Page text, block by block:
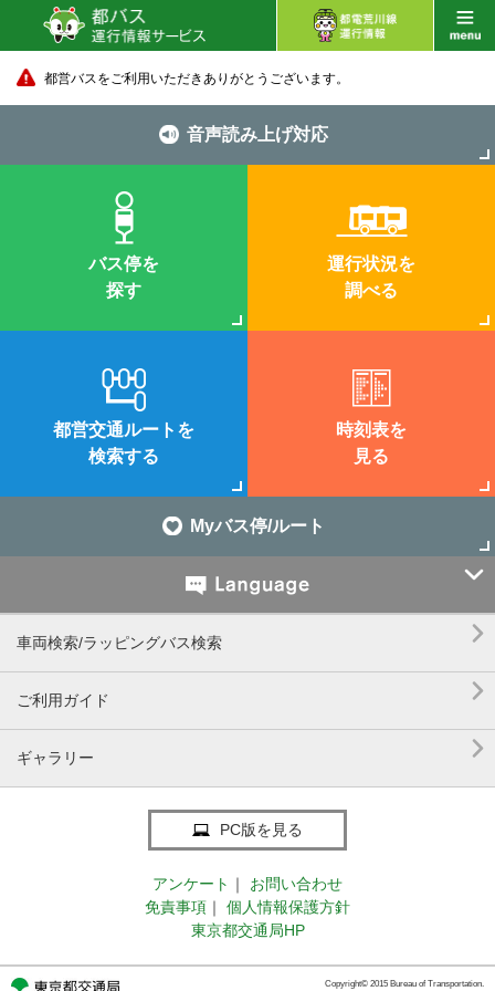
都営バスをご利用いただきありがとうございます。
音声読み上げ対応
バス停を
探す
運行状況を
調べる
都営交通ルートを
検索する
時刻表を
見る
Myバス停/ルート

車両検索/ラッピングバス検索 
ご利用ガイド 
ギャラリー 
PC版を見る
アンケート ｜
お問い合わせ
免責事項 ｜
個人情報保護方針
東京都交通局HP
Copyright© 2015 Bureau of Transportation.